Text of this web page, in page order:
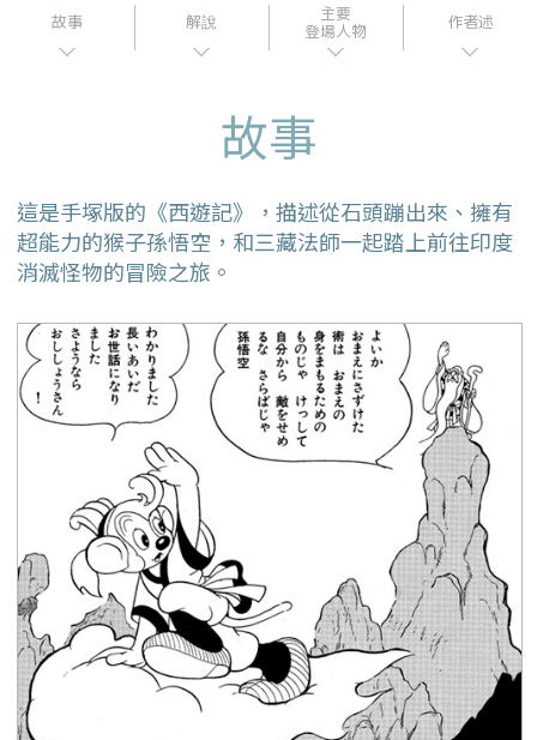
故事 解說
主要
登場人物
作者述
故事
這是手塚版的《西遊記》，描述從石頭蹦出來、擁有
超能力的猴子孫悟空，和三藏法師一起踏上前往印度
消滅怪物的冒險之旅。